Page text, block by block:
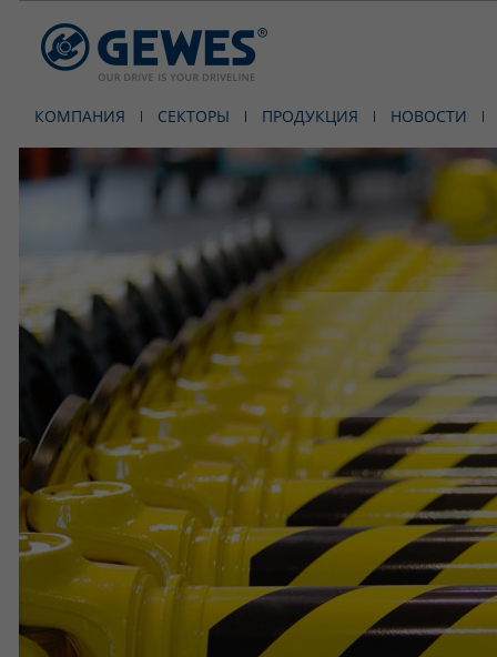
КОМПАНИЯ СЕКТОРЫ ПРОДУКЦИЯ НОВОСТИ